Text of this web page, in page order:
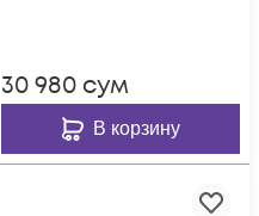
30 980 сум
В корзину